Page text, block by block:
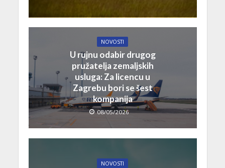
NOVOSTI
U rujnu odabir drugog
pružatelja zemaljskih
usluga: Za licencu u
Zagrebu bori se šest
kompanija
08/05/2026
NOVOSTI